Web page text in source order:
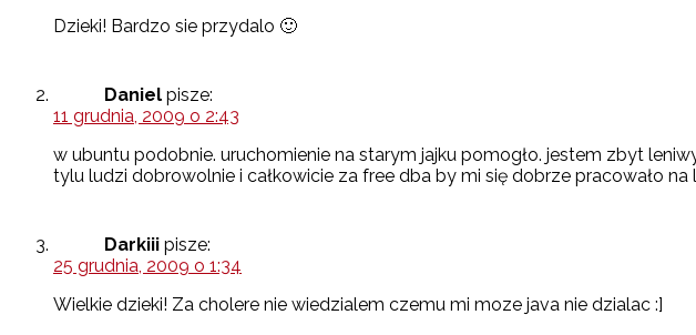
Dzieki! Bardzo sie przydalo 🙂
Daniel pisze:
11 grudnia, 2009 o 2:43
w ubuntu podobnie. uruchomienie na starym jajku pomogło. jestem zbyt
tylu ludzi dobrowolnie i całkowicie za free dba by mi się dobrze pracowało na
Darkiii pisze:
25 grudnia, 2009 o 1:34
Wielkie dzieki! Za cholere nie wiedzialem czemu mi moze java nie dzialac :]